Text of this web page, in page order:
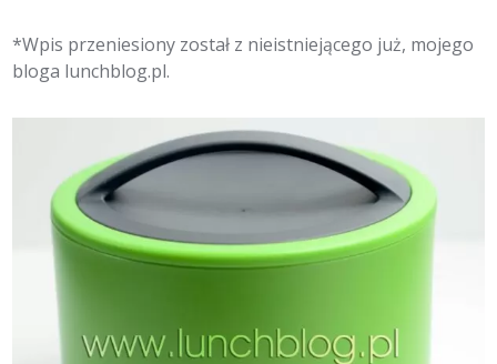
*Wpis przeniesiony został z nieistniejącego już, mojego
bloga lunchblog.pl.